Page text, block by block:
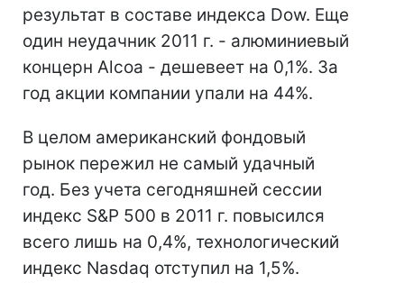
результат в составе индекса Dow. Еще
один неудачник 2011 г. - алюминиевый
концерн Alcoa - дешевеет на 0,1%. За
год акции компании упали на 44%.
В целом американский фондовый
рынок пережил не самый удачный
год. Без учета сегодняшней сессии
индекс S&P 500 в 2011 г. повысился
всего лишь на 0,4%, технологический
индекс Nasdaq отступил на 1,5%.